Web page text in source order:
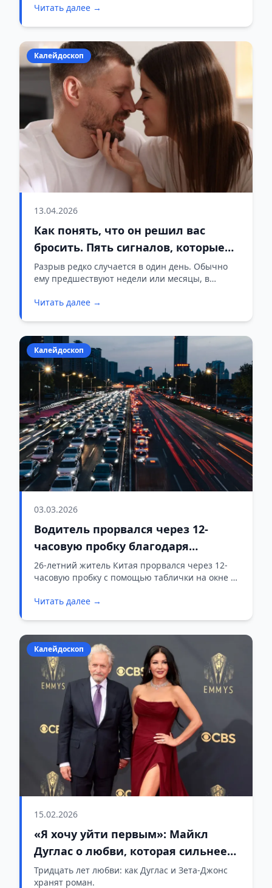
Читать далее →
Калейдоскоп
13.04.2026
Как понять, что он решил вас
бросить. Пять сигналов, которые
женщины замечают слишком
поздно
Разрыв редко случается в один день. Обычно
ему предшествуют недели или месяцы, в
часто чувствуют это на уровне интуиции, но
Читать далее →
Калейдоскоп
03.03.2026
Водитель прорвался через 12-
часовую пробку благодаря
надписи на окне — ему уступали
дорогу, узнав о цели поездки
26-летний житель Китая прорвался через 12-
часовую пробку с помощью таблички на окне —
цели поездки.
Читать далее →
Калейдоскоп
15.02.2026
«Я хочу уйти первым»: Майкл
Дуглас о любви, которая сильнее
времени
Тридцать лет любви: как Дуглас и Зета-Джонс
хранят роман.